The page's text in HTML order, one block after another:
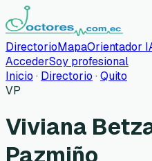
DirectorioMapaOrientador
AccederSoy profesional
Inicio · Directorio ·Quito
VP
Viviana